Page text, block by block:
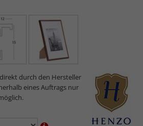
durch den Hersteller
eines Auftrags nur